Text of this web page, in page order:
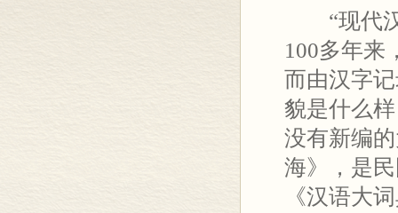
“现代汉
100多年来
而由汉字
貌是什么
没有新编
海》，是
《汉语大